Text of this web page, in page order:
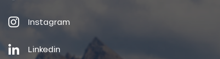
Instagram
Linkedin